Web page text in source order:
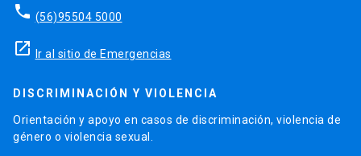
phone (56)95504 5000
launch Ir al sitio de Emergencias
DISCRIMINACIÓN Y VIOLENCIA
Orientación y apoyo en casos de discriminación, violencia de
género o violencia sexual.